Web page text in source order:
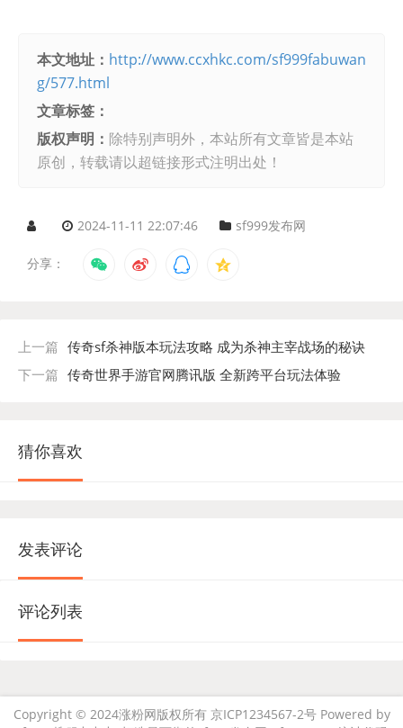
本文地址： http://www.ccxhkc.com/sf999fabuwan
g/577.html
文章标签：
版权声明： 除特别声明外，本站所有文章皆是本站
原创，转载请以超链接形式注明出处！
2024-11-11 22:07:46 sf999发布网
分享：
上一篇 传奇sf杀神版本玩法攻略 成为杀神主宰战场的秘诀
下一篇 传奇世界手游官网腾讯版 全新跨平台玩法体验
猜你喜欢
发表评论
评论列表
Copyright © 2024涨粉网版权所有 京ICP1234567-2号 Powered by